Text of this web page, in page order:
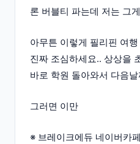
론 버블티 파는데 저는 그
아무튼 이렇게 필리핀 여
진짜 조심하세요.. 상상을
바로 학원 돌아와서 다음
그러면 이만
※ 브레이크에듀 네이버카